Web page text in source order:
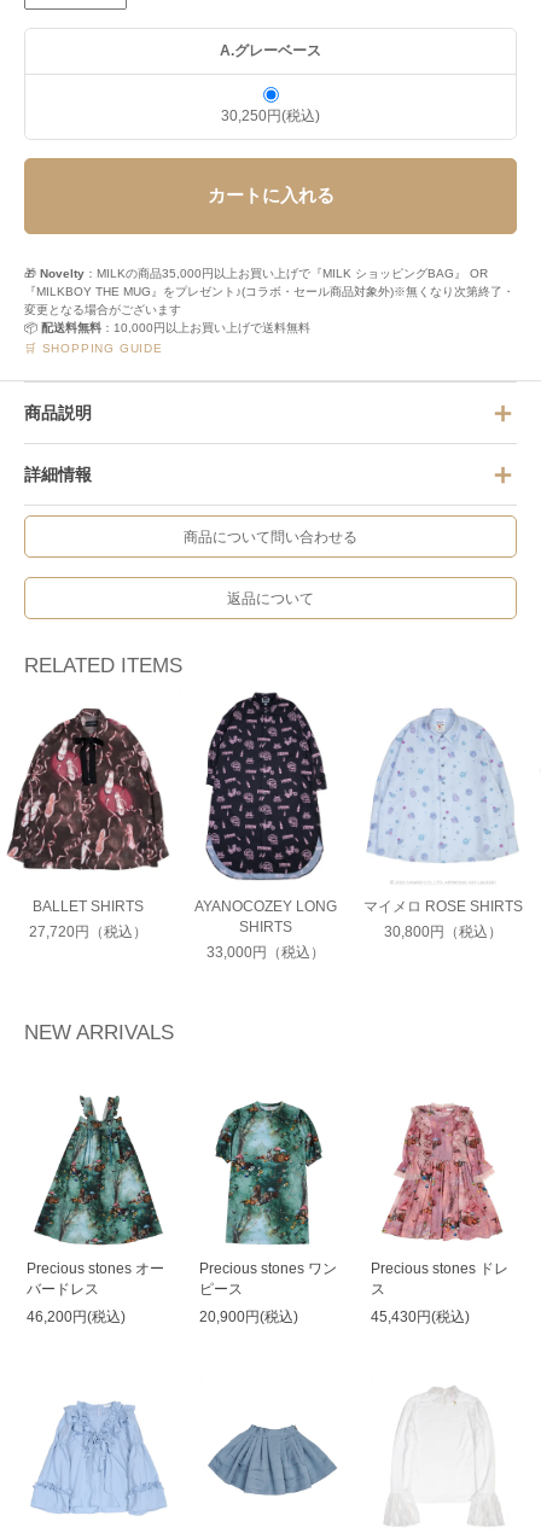
A.グレーベース
30,250円(税込)
カートに入れる
🎁 Novelty ：MILKの商品35,000円以上お買い上げで『MILK ショッピングBAG』 OR
『MILKBOY THE MUG』をプレゼント♪(コラボ・セール商品対象外)※無くなり次第終了・
変更となる場合がございます
📦 配送料無料 ：10,000円以上お買い上げで送料無料
🛒 SHOPPING GUIDE
商品説明
詳細情報
商品について問い合わせる
返品について
RELATED ITEMS
BALLET SHIRTS
27,720円（税込）
AYANOCOZEY LONG
SHIRTS
33,000円（税込）
マイメロ ROSE SHIRTS
30,800円（税込）
NEW ARRIVALS
Precious stones オー
バードレス
46,200円(税込)
Precious stones ワン
ピース
20,900円(税込)
Precious stones ドレ
ス
45,430円(税込)